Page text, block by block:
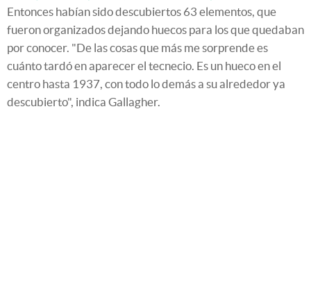
Entonces habían sido descubiertos 63 elementos, que
fueron organizados dejando huecos para los que quedaban
por conocer. "De las cosas que más me sorprende es
cuánto tardó en aparecer el tecnecio. Es un hueco en el
centro hasta 1937, con todo lo demás a su alrededor ya
descubierto", indica Gallagher.